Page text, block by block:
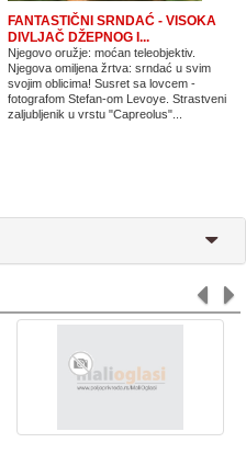
FANTASTIČNI SRNDAĆ - VISOKA
DIVLJAČ DŽEPNOG I...
Njegovo oružje: moćan teleobjektiv.
Njegova omiljena žrtva: srndać u svim
svojim oblicima! Susret sa lovcem -
fotografom Stefan-om Levoye. Strastveni
zaljubljenik u vrstu "Capreolus"...